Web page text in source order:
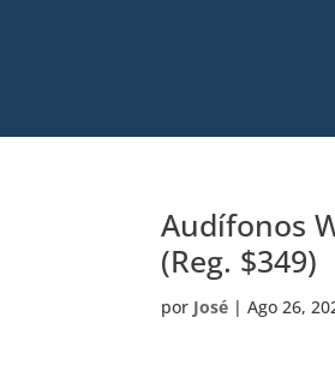
Audífonos
(Reg. $349)
por José |Ago 26,